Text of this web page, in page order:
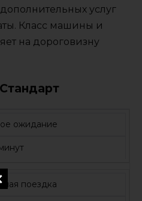
услуг
Класс машины и
на дороговизну
ожидание
поездка